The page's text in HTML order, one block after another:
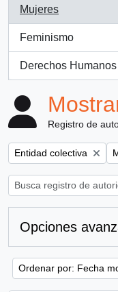
Mujeres
, 1 resultados
Feminismo
, 1 resultados
Derechos Humanos
, 1 resultados
Registro de
Remove filter:
Entidad colectiva
Opciones
Ordenar por: Fecha